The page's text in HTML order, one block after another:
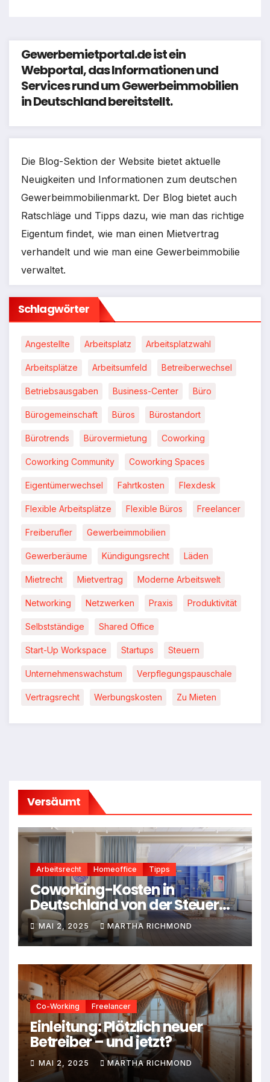
Gewerbemietportal.de ist ein
Webportal, das Informationen und
Services rund um Gewerbeimmobilien
in Deutschland bereitstellt.
Die Blog-Sektion der Website bietet aktuelle
Neuigkeiten und Informationen zum deutschen
Gewerbeimmobilienmarkt. Der Blog bietet auch
Ratschläge und Tipps dazu, wie man das richtige
Eigentum findet, wie man einen Mietvertrag
verhandelt und wie man eine Gewerbeimmobilie
verwaltet.
Schlagwörter
Angestellte Arbeitsplatz Arbeitsplatzwahl
Arbeitsplätze Arbeitsumfeld Betreiberwechsel
Betriebsausgaben Business-Center Büro
Bürogemeinschaft Büros Bürostandort
Bürotrends Bürovermietung Coworking
Coworking Community Coworking Spaces
Eigentümerwechsel Fahrtkosten Flexdesk
Flexible Arbeitsplätze Flexible Büros Freelancer
Freiberufler Gewerbeimmobilien
Gewerberäume Kündigungsrecht Läden
Mietrecht Mietvertrag Moderne Arbeitswelt
Networking Netzwerken Praxis Produktivität
Selbstständige Shared Office
Start-Up Workspace Startups Steuern
Unternehmenswachstum Verpflegungspauschale
Vertragsrecht Werbungskosten Zu Mieten
Versäumt
Arbeitsrecht Homeoffice Tipps
Coworking-Kosten in
Deutschland von der Steuer
absetzen: Dein Leitfaden für
2025
MAI 2, 2025 MARTHA RICHMOND
Co-Working Freelancer
Einleitung: Plötzlich neuer
Betreiber – und jetzt?
MAI 2, 2025 MARTHA RICHMOND